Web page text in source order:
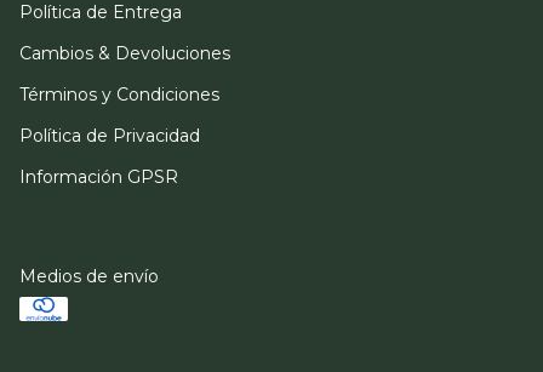
Política de Entrega
Cambios & Devoluciones
Términos y Condiciones
Política de Privacidad
Información GPSR
Medios de envío